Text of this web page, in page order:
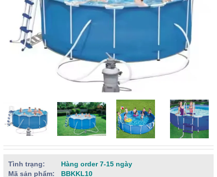
Tình trạng:
Hàng order 7-15 ngày
Mã sản phẩm:
BBKKL10